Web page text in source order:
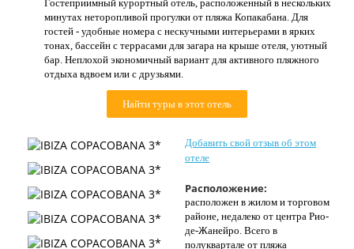
Страны
Как купить
О нас
Гостеприимный курортный отель, расположенный в нескольких
минутах неторопливой прогулки от пляжа Копакабана. Для
гостей - удобные номера с нескучными интерьерами в ярких
тонах, бассейн с террасами для загара на крыше отеля, уютный
бар. Неплохой экономичный вариант для активного пляжного
отдыха вдвоем или с друзьями.
Найти туры в этот отель
Добавить свой отзыв об этом
отеле
Расположение:
расположен в жилом и торговом
районе, недалеко от центра Рио-
де-Жанейро. Всего в
полуквартале от пляжа